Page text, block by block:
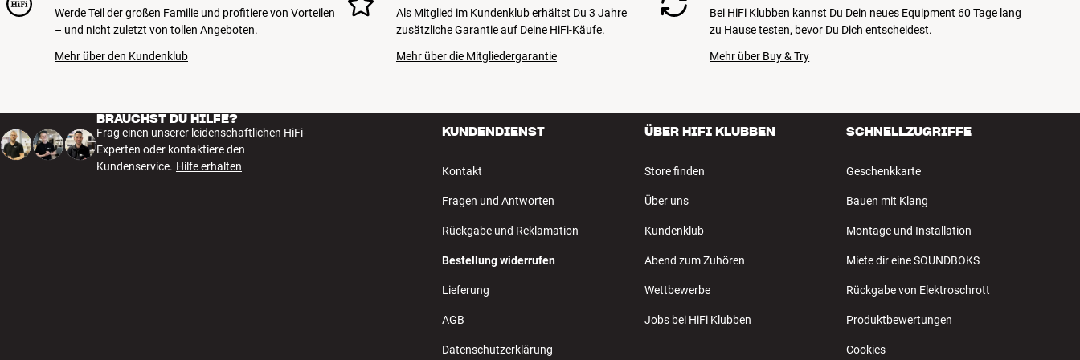
Werde Teil der großen Familie und profitiere von Vorteilen
– und nicht zuletzt von tollen Angeboten.
Mehr über den Kundenklub
Als Mitglied im Kundenklub erhältst Du 3 Jahre
zusätzliche Garantie auf Deine HiFi-Käufe.
Mehr über die Mitgliedergarantie
Bei HiFi Klubben kannst Du Dein neues Equipment 60 Tage lang
zu Hause testen, bevor Du Dich entscheidest.
Mehr über Buy & Try
BRAUCHST DU HILFE?
Frag einen unserer leidenschaftlichen HiFi-
Experten oder kontaktiere den
Kundenservice. Hilfe erhalten
KUNDENDIENST
Kontakt
Fragen und Antworten
Rückgabe und Reklamation
Bestellung widerrufen
Lieferung
AGB
Datenschutzerklärung
ÜBER HIFI KLUBBEN
Store finden
Über uns
Kundenklub
Abend zum Zuhören
Wettbewerbe
Jobs bei HiFi Klubben
SCHNELLZUGRIFFE
Geschenkkarte
Bauen mit Klang
Montage und Installation
Miete dir eine SOUNDBOKS
Rückgabe von Elektroschrott
Produktbewertungen
Cookies